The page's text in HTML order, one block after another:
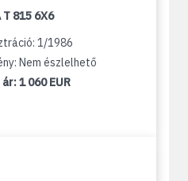
T 815 6X6
1/1986
Nem észlelhető
ár:1 060 EUR